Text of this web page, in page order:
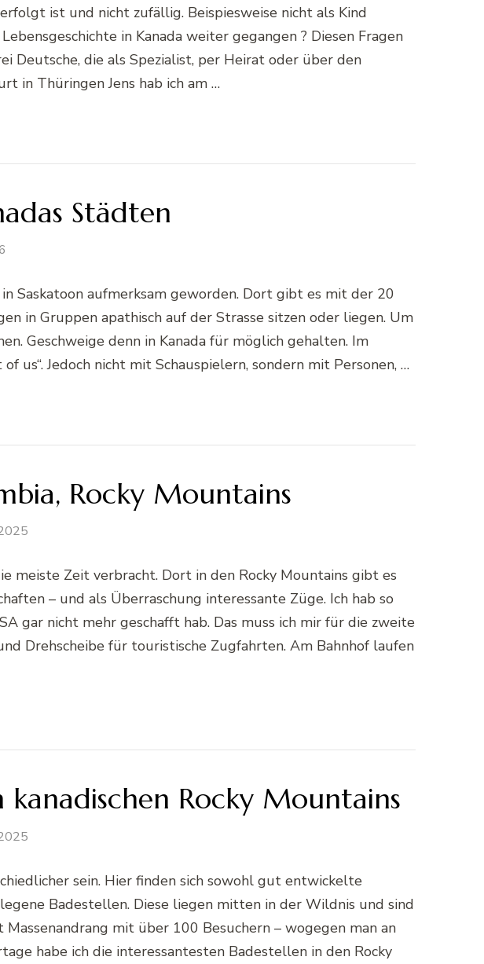
ist und nicht zufällig. Beispiesweise nicht als Kind
in Kanada weiter gegangen ? Diesen Fragen
Deutsche, die als Spezialist, per Heirat oder über den
in Thüringen Jens hab ich am …
Städten
Saskatoon aufmerksam geworden. Dort gibt es mit der 20
in Gruppen apathisch auf der Strasse sitzen oder liegen. Um
Geschweige denn in Kanada für möglich gehalten. Im
us“. Jedoch nicht mit Schauspielern, sondern mit Personen, …
Rocky Mountains
meiste Zeit verbracht. Dort in den Rocky Mountains gibt es
– und als Überraschung interessante Züge. Ich hab so
gar nicht mehr geschafft hab. Das muss ich mir für die zweite
Drehscheibe für touristische Zugfahrten. Am Bahnhof laufen
kanadischen Rocky Mountains
sein. Hier finden sich sowohl gut entwickelte
Badestellen. Diese liegen mitten in der Wildnis und sind
mit über 100 Besuchern – wogegen man an
habe ich die interessantesten Badestellen in den Rocky